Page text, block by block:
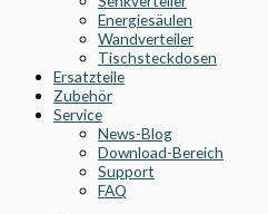
Energiesäulen
Wandverteiler
Tischsteckdosen
Ersatzteile
Zubehör
Service
News-Blog
Download-Bereich
Support
FAQ